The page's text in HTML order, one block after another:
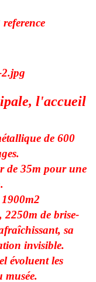
l'accueil
de 600
de 35m pour une
2250m de brise-
sa
invisible.
évoluent les
musée.